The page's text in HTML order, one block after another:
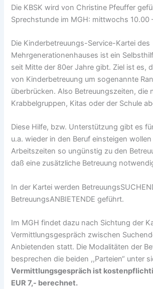
Die KBSK wird von Christine Pfeuffer
Sprechstunde im MGH: mittwochs 10.00
Die Kinderbetreuungs-Service-Kartei des
Mehrgenerationenhauses ist ein
seit Mitte der 80er Jahre gibt. Ziel ist es,
von Kinderbetreuung um sogenannte
überbrücken. Also Betreuungszeiten, die
Krabbelgruppen, Kitas oder der Schule
Diese Hilfe, bzw. Unterstützung gibt es
u.a. wieder in den Beruf einsteigen
Arbeitszeiten so ungünstig zu den
daß eine zusätzliche Betreuung
In der Kartei werden
BetreuungsANBIETENDE geführt.
Im MGH findet dazu nach Sichtung der
Vermittlungsgespräch zwischen
Anbietenden statt. Die Modalitäten der
besprechen die beiden ,,Parteien“ unter
Vermittlungsgespräch ist
EUR 7,- berechnet.